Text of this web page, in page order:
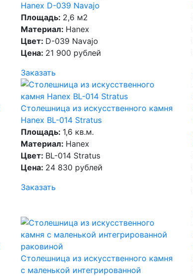
Hanex D-039 Navajo
Площадь: 2,6 м2
Материал: Hanex
Цвет: D-039 Navajo
Цена: 21 900 рублей
Заказать
Столешница из искусственного камня
Hanex BL-014 Stratus
Площадь: 1,6 кв.м.
Материал: Hanex
Цвет: BL-014 Stratus
Цена: 24 830 рублей
Заказать
Столешница из искусственного камня
с маленькой интегрированной